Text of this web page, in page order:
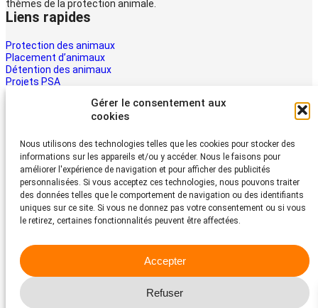
Gérer le consentement aux
cookies
Nous utilisons des technologies telles que les cookies pour stocker des
informations sur les appareils et/ou y accéder. Nous le faisons pour
améliorer l'expérience de navigation et pour afficher des publicités
personnalisées. Si vous acceptez ces technologies, nous pouvons traiter
des données telles que le comportement de navigation ou des identifiants
uniques sur ce site. Si vous ne donnez pas votre consentement ou si vous
le retirez, certaines fonctionnalités peuvent être affectées.
Accepter
Refuser
thèmes de la protection animale.
Liens rapides
Protection des animaux
Placement d’animaux
Détention des animaux
Projets PSA
Les animaux ont besoin d’aide – la vôtre aussi. Soutenez le travail
du Protection Suisse des Animaux PSA
Faire un don
Protection Suisse des Animaux PSA
CH-4053 Bâle
psa@protection-animaux.com